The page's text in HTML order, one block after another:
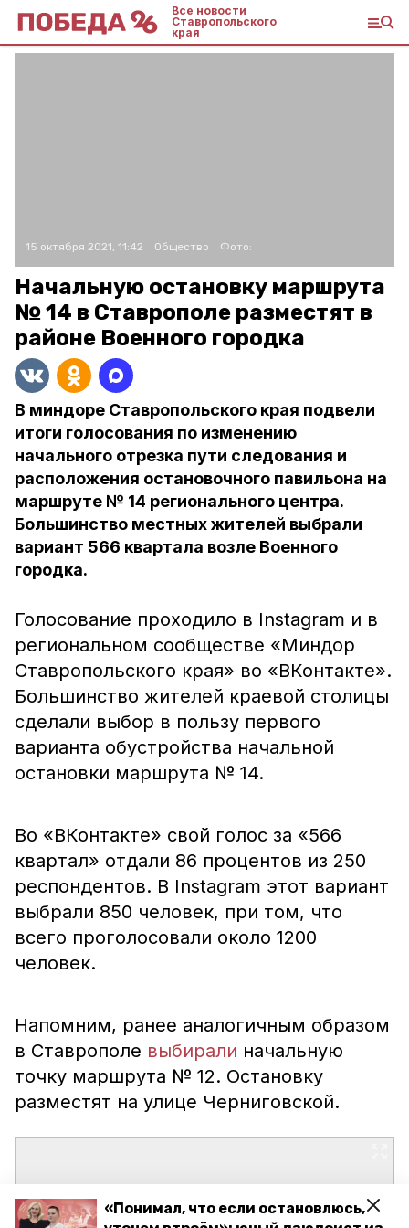
«Понимал, что если остановлюсь,
Все новости
Ставропольского
края
15 октября 2021, 11:42 Общество Фото:
Начальную остановку маршрута
№ 14 в Ставрополе разместят в
районе Военного городка
В миндоре Ставропольского края подвели
итоги голосования по изменению
начального отрезка пути следования и
расположения остановочного павильона на
маршруте № 14 регионального центра.
Большинство местных жителей выбрали
вариант 566 квартала возле Военного
городка.
Голосование проходило в Instagram и в
региональном сообществе «Миндор
Ставропольского края» во «ВКонтакте».
Большинство жителей краевой столицы
сделали выбор в пользу первого
варианта обустройства начальной
остановки маршрута № 14.
Во «ВКонтакте» свой голос за «566
квартал» отдали 86 процентов из 250
респондентов. В Instagram этот вариант
выбрали 850 человек, при том, что
всего проголосовали около 1200
человек.
Напомним, ранее аналогичным образом
в Ставрополе выбирали начальную
точку маршрута № 12. Остановку
разместят на улице Черниговской.